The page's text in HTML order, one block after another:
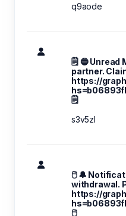
q9aode
🗒 🔵 Unread
partner.
https://
🗒
s3v5zl
🖱 🔔
withdrawal.
https://
🖱